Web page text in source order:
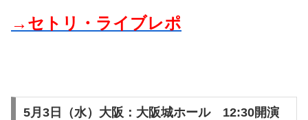
→セトリ・ライブレポ
5月3日（水）大阪：大阪城ホール 12:30開演